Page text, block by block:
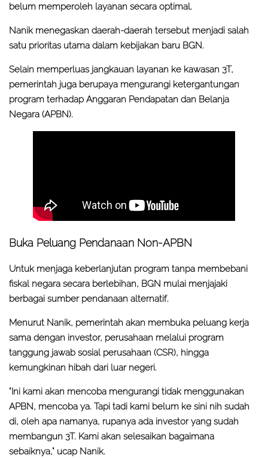
belum memperoleh layanan secara optimal.
Nanik menegaskan daerah-daerah tersebut menjadi salah
satu prioritas utama dalam kebijakan baru BGN.
Selain memperluas jangkauan layanan ke kawasan 3T,
pemerintah juga berupaya mengurangi ketergantungan
program terhadap Anggaran Pendapatan dan Belanja
Negara (APBN).
Buka Peluang Pendanaan Non-APBN
Untuk menjaga keberlanjutan program tanpa membebani
fiskal negara secara berlebihan, BGN mulai menjajaki
berbagai sumber pendanaan alternatif.
Menurut Nanik, pemerintah akan membuka peluang kerja
sama dengan investor, perusahaan melalui program
tanggung jawab sosial perusahaan (CSR), hingga
kemungkinan hibah dari luar negeri.
"Ini kami akan mencoba mengurangi tidak menggunakan
APBN, mencoba ya. Tapi tadi kami belum ke sini nih sudah
di, oleh apa namanya, rupanya ada investor yang sudah
membangun 3T. Kami akan selesaikan bagaimana
sebaiknya," ucap Nanik.